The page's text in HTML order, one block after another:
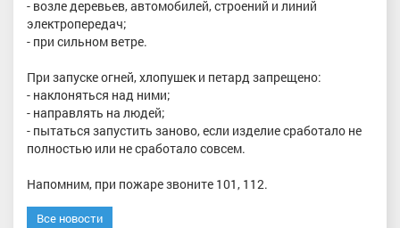
- возле деревьев, автомобилей, строений и линий
электропередач;
- при сильном ветре.
При запуске огней, хлопушек и петард запрещено:
- наклоняться над ними;
- направлять на людей;
- пытаться запустить заново, если изделие сработало не
полностью или не сработало совсем.
Напомним, при пожаре звоните 101, 112.
Все новости